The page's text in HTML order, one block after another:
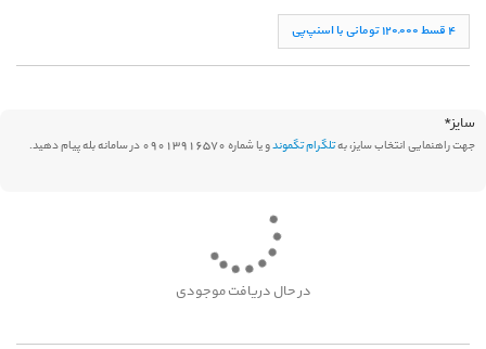
۴ قسط ١۲۰,۰۰۰ تومانی با اسنپ‌پی
سایز*
جهت راهنمایی انتخاب سایز، بهتلگرام تگموندو یا شماره 09013916570 در سامانه بله پیام دهید.
در حال دریافت موجودی